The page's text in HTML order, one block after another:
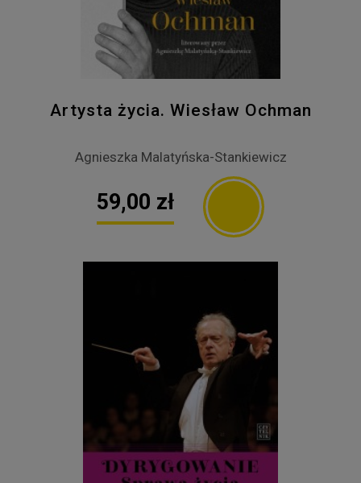
Artysta życia. Wiesław Ochman
Agnieszka Malatyńska-Stankiewicz
59,00 zł